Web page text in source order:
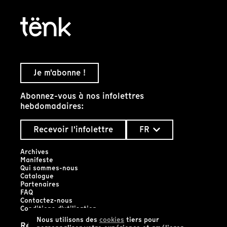
Nous utilisons des cookies tiers pour
Je m'abonne !
Abonnez-vous à nos infolettres
hebdomadaires:
Recevoir l'infolettre
FR
Archives
Manifeste
Qui sommes-nous
Catalogue
Partenaires
FAQ
Contactez-nous
Conditions d'utilisation